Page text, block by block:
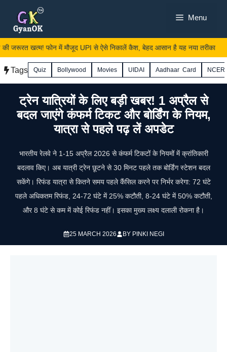
content
Menu
जरूरत खत्म! फोन में मौजूद UPI से ऐसे निकालें कैश, बेहद आसान है यह नया तरीका
Tags Quiz Bollywood Movies UIDAI Aadhaar Card
ट्रेन यात्रियों के लिए बड़ी खबर! 1 अप्रैल से
बदल जाएंगे कंफर्म टिकट और बोर्डिंग के नियम,
यात्रा से पहले पढ़ लें अपडेट
भारतीय रेलवे ने 1-15 अप्रैल 2026 से कंफर्म टिकटों के नियमों में क्रांतिकारी
बदलाव किए। अब यात्री ट्रेन छूटने से 30 मिनट पहले तक बोर्डिंग स्टेशन बदल
सकेंगे। रिफंड यात्रा से कितने समय पहले कैंसिल करने पर निर्भर करेगा: 72 घंटे
पहले अधिकतम रिफंड, 24-72 घंटे में 25% कटौती, 8-24 घंटे में 50% कटौती,
और 8 घंटे से कम में कोई रिफंड नहीं। इसका मुख्य लक्ष्य दलाली रोकना है।
25 MARCH 2026 BY PINKI NEGI